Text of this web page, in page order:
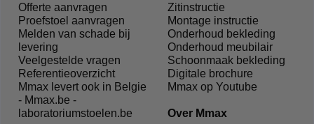
Offerte aanvragen
Proefstoel aanvragen
Melden van schade bij
levering
Veelgestelde vragen
Referentieoverzicht
Mmax levert ook in Belgie
- Mmax.be -
laboratoriumstoelen.be
Zitinstructie
Montage instructie
Onderhoud bekleding
Onderhoud meubilair
Schoonmaak bekleding
Digitale brochure
Mmax op Youtube
Over Mmax